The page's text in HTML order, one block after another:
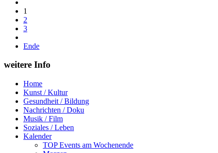
1
2
3
Ende
weitere Info
Home
Kunst / Kultur
Gesundheit / Bildung
Nachrichten / Doku
Musik / Film
Soziales / Leben
Kalender
TOP Events am Wochenende